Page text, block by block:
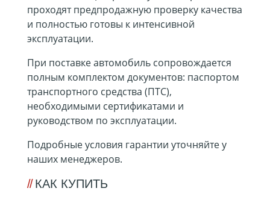
проходят предпродажную проверку качества
и полностью готовы к интенсивной
эксплуатации.
При поставке автомобиль сопровождается
полным комплектом документов: паспортом
транспортного средства (ПТС),
необходимыми сертификатами и
руководством по эксплуатации.
Подробные условия гарантии уточняйте у
наших менеджеров.
КАК КУПИТЬ